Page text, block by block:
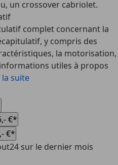
un crossover cabriolet.
complet concernant la
y compris des
la motorisation,
utiles à propos
la suite
€*
€*
sur le dernier mois